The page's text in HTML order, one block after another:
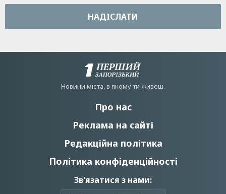
НАДIСЛАТИ
Новини мiста, в якому ти живеш.
Про нас
Реклама на сайті
Редакційна політика
Політика конфіденційності
Зв'язатися з нами: